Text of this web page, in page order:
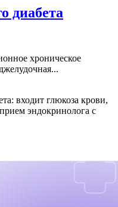
диабета
хроническое
входит глюкоза крови,
эндокринолога с